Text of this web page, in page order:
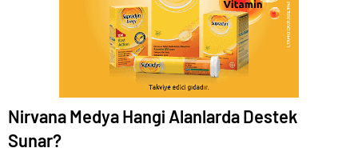
Nirvana Medya Hangi Alanlarda Destek
Sunar?